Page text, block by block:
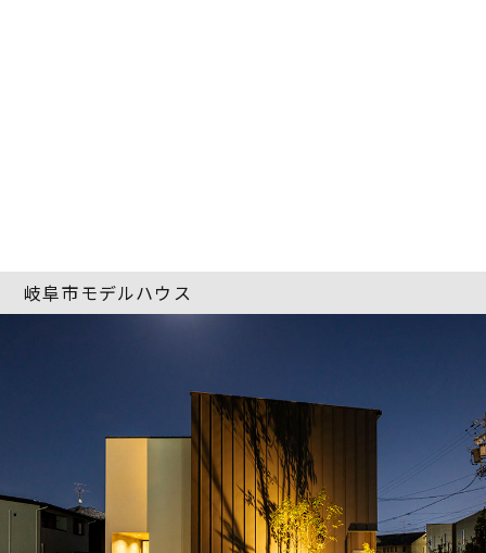
岐阜市モデルハウス